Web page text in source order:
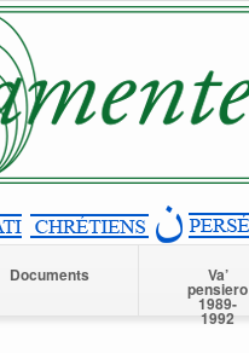
Documents Va’
pensiero
1989-
1992